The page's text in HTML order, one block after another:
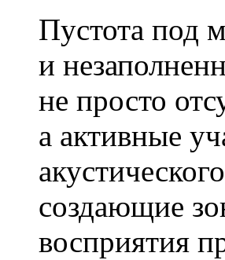
Пустота под
и
не просто
а активные
создающие
восприятия